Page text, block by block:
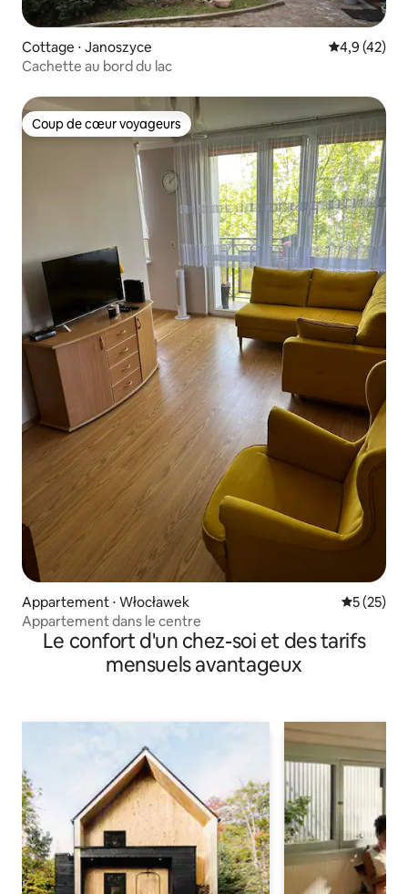
Cottage ⋅ Janoszyce Évaluation
4,9 (42)
Cachette au bord du lac
Coup de cœur voyageurs
Coup de cœur voyageurs
Appartement ⋅ Włocławek
5 (25)
Appartement dans le centre
Le confort d'un chez-soi et des tarifs
mensuels avantageux